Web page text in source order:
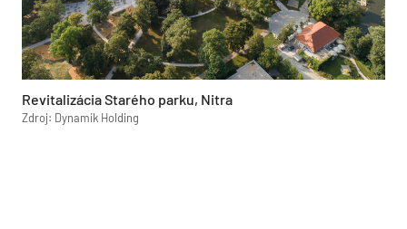
Revitalizácia Starého parku, Nitra
Zdroj: Dynamik Holding